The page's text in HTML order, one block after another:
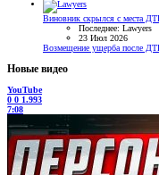
Виновник скрылся с места
Последнее: Lawyers
23 Июл 2026
Возмещение ущерба после
Новые видео
YouTube
0 0 1.993
7:08